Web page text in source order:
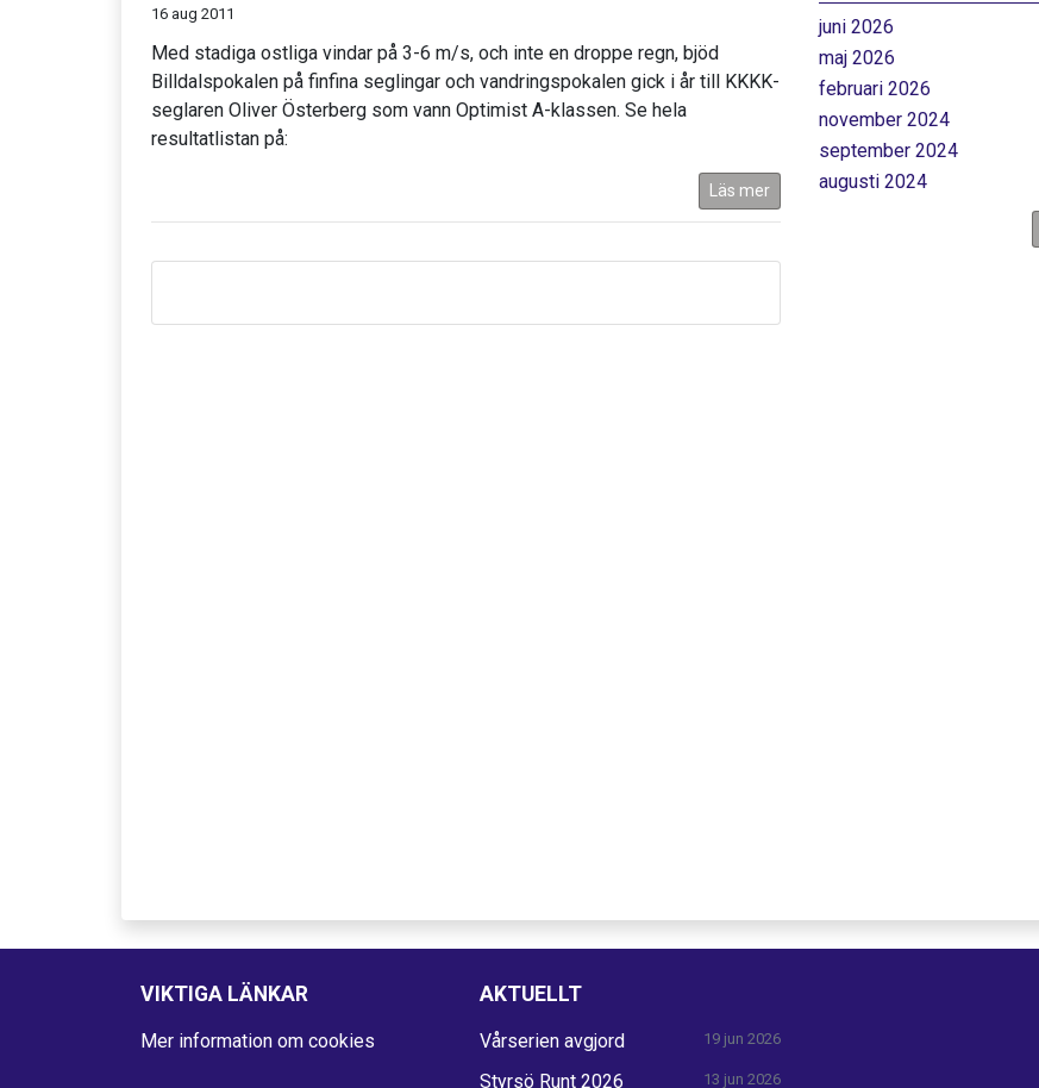
juni 2026
maj 2026
februari 2026
november 2024
september 2024
augusti 2024
16 aug 2011
Med stadiga ostliga vindar på 3-6 m/s, och inte en droppe regn, bjöd
Billdalspokalen på finfina seglingar och vandringspokalen gick i år till KKKK-
seglaren Oliver Österberg som vann Optimist A-klassen. Se hela
resultatlistan på:
Läs mer
VIKTIGA LÄNKAR
Mer information om cookies
AKTUELLT
Vårserien avgjord 19 jun 2026
Styrsö Runt 2026 13 jun 2026